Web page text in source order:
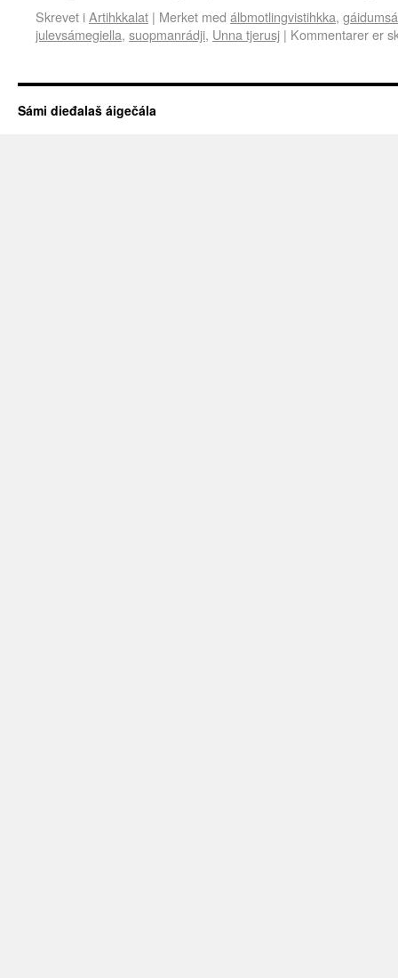
Skrevet iArtihkkalat | Merket med álbmotlingvistihkka,
julevsámegiella, suopmanrádji, Unna tjerusj | Kommentarer er
Sámi dieđalaš áigečála